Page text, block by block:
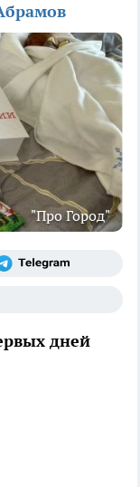
"Про Город"
дней